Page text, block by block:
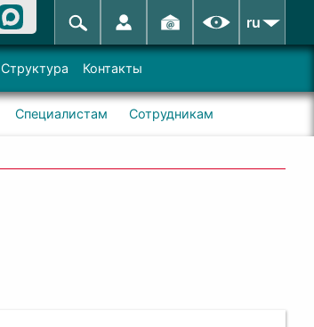
ru
Структура Контакты
Специалистам Сотрудникам